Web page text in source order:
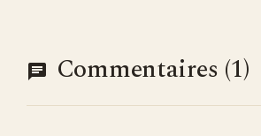
Commentaires (1)